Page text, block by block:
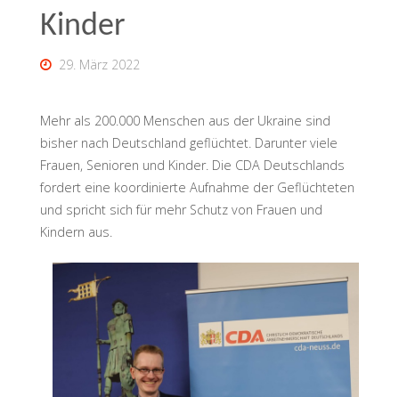
Kinder
29. März 2022
Mehr als 200.000 Menschen aus der Ukraine sind
bisher nach Deutschland geflüchtet. Darunter viele
Frauen, Senioren und Kinder. Die CDA Deutschlands
fordert eine koordinierte Aufnahme der Geflüchteten
und spricht sich für mehr Schutz von Frauen und
Kindern aus.